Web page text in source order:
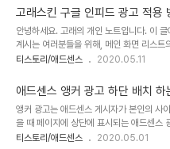
로 호출되곤 합니다. 위 이미지 처..
inFeedAdSenseInsert = 3; var
위 소스 코드를 복사 후 메모장에 붙여 넣으
고의 스킨 편집 > 우측 상단에 위치한
HTML 코드를 입력하는 창으로 진입합니
라 하시면 안 되니 잘 따라와 주시기 바랍니
고래스킨 구글 인피드 광고 적용
안녕하세요. 고래의 개인 노트입니다. 이
계시는 여러분들을 위해, 메인 화면 리스트
방법에 대해서 알려드리겠습니다. 한 가지,
이즈가 달라 위 썸네일처럼 인피드가 안 나
랍니다. 이런경우 인피드 광고 설정에서 디
다. 기존에 구글 애드센스에서 지원하는 페
드 광고를 넣을 수 있었는데, 지금 무슨 문
를 찾지 못했습니다."라는 메시지가 표시되
티스토리/애드센스 2020.05.11
애드센스 앵커 광고 하단 배치 하
앵커 광고는 애드센스 게시자가 본인의 사
을 때 페이지에 상단에 표시되는 애드센스
광고는 방문자가 모바일기기를 사용해서 웹
티스토리/애드센스 2020.05.01